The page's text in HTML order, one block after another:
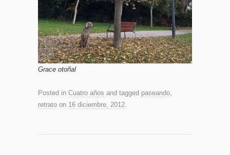
Grace otoñal
Posted in Cuatro años and tagged paseando
retrato on 16 diciembre, 2012